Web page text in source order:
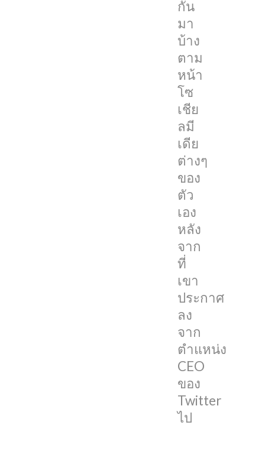
กัน
มา
บ้าง
ตาม
หน้า
โซ
เชีย
ลมี
เดีย
ต่างๆ
ของ
ตัว
เอง
หลัง
จาก
ที่
เขา
ประกาศ
ลง
จาก
ตำแหน่ง
CEO
ของ
Twitter
ไป
ใน
บริษัท
โซ
เชีย
ลมี
เดีย
ที่
มี
อิทธิพล
มาก
ที่สุด
บริษัท
หนึ่ง
ของ
โลก
อย่าง
Twitter
ไป
โดย
เชื่อ
ได้
ว่า
หลายๆ
คน